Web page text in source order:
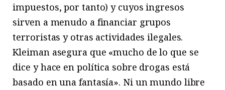
impuestos, por tanto) y cuyos ingresos
sirven a menudo a financiar grupos
terroristas y otras actividades ilegales.
Kleiman asegura que «mucho de lo que se
dice y hace en política sobre drogas está
basado en una fantasía». Ni un mundo libre